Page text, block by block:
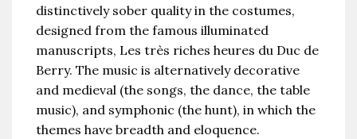
distinctively sober quality in the costumes,
designed from the famous illuminated
manuscripts, Les très riches heures du Duc de
Berry. The music is alternatively decorative
and medieval (the songs, the dance, the table
music), and symphonic (the hunt), in which the
themes have breadth and eloquence.